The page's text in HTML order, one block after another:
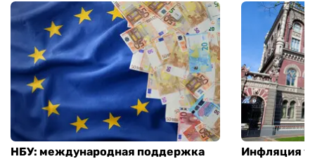
НБУ: международная поддержка
Инфляция